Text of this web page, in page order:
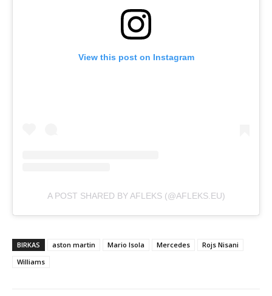
View this post on Instagram
A POST SHARED BY AFLEKS (@AFLEKS.EU)
BIRKAS aston martin Mario Isola Mercedes
Rojs Nisani
Williams